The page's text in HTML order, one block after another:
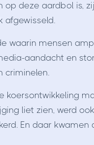
op deze aardbol is,
afgewisseld.
waarin mensen
aandacht en
criminelen.
koersontwikkeling
liet zien, werd
En daar kwamen